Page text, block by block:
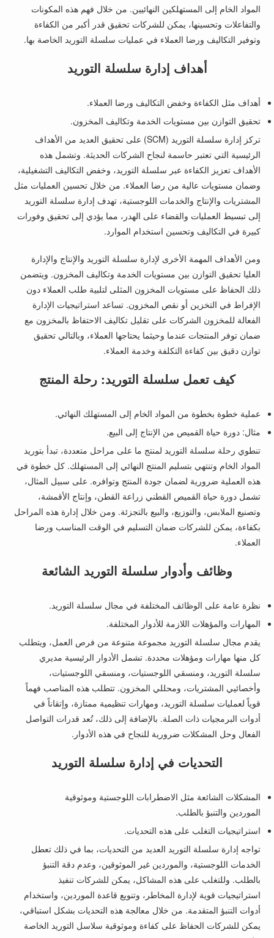
المواد الخام إلى المستهلكين النهائيين. من خلال فهم هذه المكونات
والتفاعلات وتحسينها، يمكن للشركات تحقيق قدر أكبر من الكفاءة
وتوفير التكاليف ورضا العملاء في عمليات سلسلة التوريد الخاصة بها.
أهداف إدارة سلسلة التوريد
أهداف مثل الكفاءة وخفض التكاليف ورضا العملاء.
تحقيق التوازن بين مستويات الخدمة وتكاليف المخزون.
تركز إدارة سلسلة التوريد (SCM) على تحقيق العديد من الأهداف
الرئيسية التي تعتبر حاسمة لنجاح الشركات الحديثة. وتشمل هذه
الأهداف تعزيز الكفاءة عبر سلسلة التوريد، وخفض التكاليف التشغيلية،
وضمان مستويات عالية من رضا العملاء. من خلال تحسين العمليات مثل
المشتريات والإنتاج والخدمات اللوجستية، تهدف إدارة سلسلة التوريد
إلى تبسيط العمليات والقضاء على الهدر، مما يؤدي إلى تحقيق وفورات
كبيرة في التكاليف وتحسين استخدام الموارد.
ومن الأهداف المهمة الأخرى لإدارة سلسلة التوريد والإنتاج والإدارة
العليا تحقيق التوازن بين مستويات الخدمة وتكاليف المخزون. ويتضمن
ذلك الحفاظ على مستويات المخزون المثلى لتلبية طلب العملاء دون
الإفراط في التخزين أو نقص المخزون. تساعد استراتيجيات الإدارة
الفعالة للمخزون الشركات على تقليل تكاليف الاحتفاظ بالمخزون مع
ضمان توفر المنتجات عندما وحيثما يحتاجها العملاء، وبالتالي تحقيق
توازن دقيق بين كفاءة التكلفة وخدمة العملاء.
كيف تعمل سلسلة التوريد: رحلة المنتج
عملية خطوة بخطوة من المواد الخام إلى المستهلك النهائي.
مثال: دورة حياة القميص من الإنتاج إلى البيع.
تنطوي رحلة سلسلة التوريد لمنتج ما على مراحل متعددة، تبدأ بتوريد
المواد الخام وتنتهي بتسليم المنتج النهائي إلى المستهلك. كل خطوة في
هذه العملية ضرورية لضمان جودة المنتج وتوافره. على سبيل المثال،
تشمل دورة حياة القميص القطني زراعة القطن، وإنتاج الأقمشة،
وتصنيع الملابس، والتوزيع، والبيع بالتجزئة. ومن خلال إدارة هذه المراحل
بكفاءة، يمكن للشركات ضمان التسليم في الوقت المناسب ورضا
العملاء.
وظائف وأدوار سلسلة التوريد الشائعة
نظرة عامة على الوظائف المختلفة في مجال سلسلة التوريد.
المهارات والمؤهلات اللازمة للأدوار المختلفة.
يقدم مجال سلسلة التوريد مجموعة متنوعة من فرص العمل، ويتطلب
كل منها مهارات ومؤهلات محددة. تشمل الأدوار الرئيسية مديري
سلسلة التوريد، ومنسقي اللوجستيات، ومنسقي اللوجستيات،
وأخصائيي المشتريات، ومحللي المخزون. تتطلب هذه المناصب فهماً
قوياً لعمليات سلسلة التوريد، ومهارات تنظيمية ممتازة، وإتقاناً في
أدوات البرمجيات ذات الصلة. بالإضافة إلى ذلك، تُعد قدرات التواصل
الفعال وحل المشكلات ضرورية للنجاح في هذه الأدوار.
التحديات في إدارة سلسلة التوريد
المشكلات الشائعة مثل الاضطرابات اللوجستية وموثوقية
الموردين والتنبؤ بالطلب.
استراتيجيات التغلب على هذه التحديات.
تواجه إدارة سلسلة التوريد العديد من التحديات، بما في ذلك تعطل
الخدمات اللوجستية، والموردين غير الموثوقين، وعدم دقة التنبؤ
بالطلب. وللتغلب على هذه المشاكل، يمكن للشركات تنفيذ
استراتيجيات قوية لإدارة المخاطر، وتنويع قاعدة الموردين، واستخدام
أدوات التنبؤ المتقدمة. من خلال معالجة هذه التحديات بشكل استباقي،
يمكن للشركات الحفاظ على كفاءة وموثوقية سلاسل التوريد الخاصة